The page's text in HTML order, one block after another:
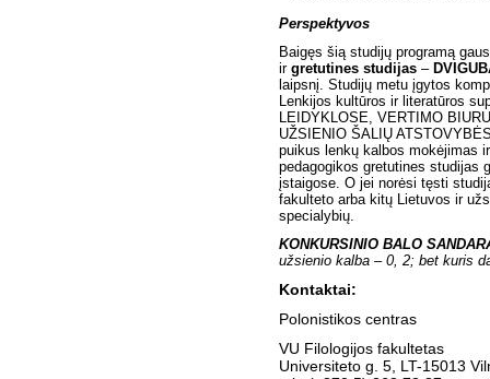
Perspektyvos
Baigęs šią studijų programą
ir gretutines studijas –
laipsnį. Studijų metu įgytos
Lenkijos kultūros ir literatūros
LEIDYKLOSE, VERTIMO
UŽSIENIO ŠALIŲ
puikus lenkų kalbos mokėjimas
pedagogikos gretutines studijas
įstaigose. O jei norėsi tęsti
fakulteto arba kitų Lietuvos ir
specialybių.
KONKURSINIO BALO
užsienio kalba – 0, 2; bet kuris
Kontaktai:
Polonistikos centras
VU Filologijos fakultetas
Universiteto g. 5, LT-15013